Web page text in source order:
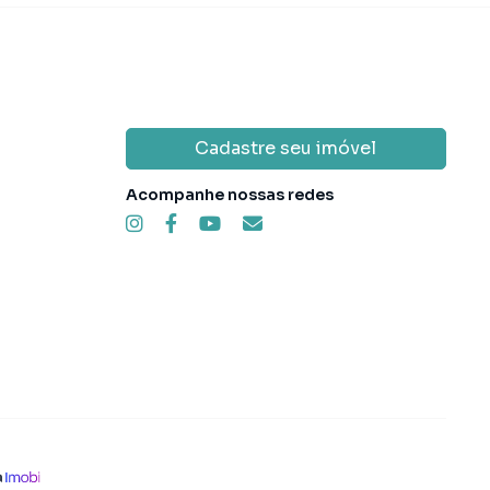
Cadastre seu imóvel
Acompanhe nossas redes